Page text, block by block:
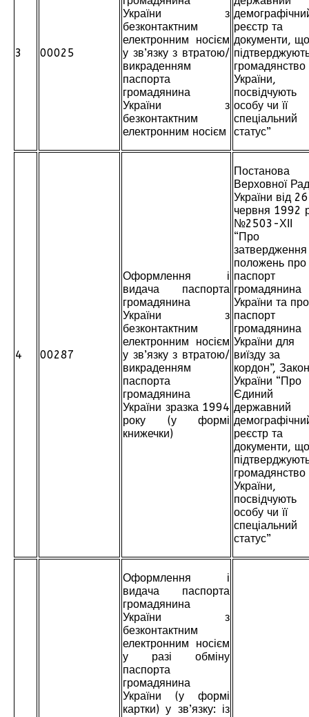
3 00025
України з
безконтактним
електронним носієм
у зв’язку з втратою/
викраденням
паспорта
громадянина
України з
безконтактним
електронним носієм
реєстр та
документи, що
громадянство
України,
посвідчують
особу чи її
спеціальний
статус”
4 00287
Оформлення і
видача паспорта
громадянина
України з
безконтактним
електронним носієм
у зв’язку з втратою/
викраденням
паспорта
громадянина
України зразка 1994
року (у формі
книжечки)
Постанова
Верховної
України від 26
червня 1992
№2503-ХІІ
“Про
затвердження
положень про
паспорт
громадянина
України та про
паспорт
громадянина
України для
виїзду за
кордон”, Закон
України “Про
Єдиний
державний
реєстр та
документи, що
громадянство
України,
посвідчують
особу чи її
спеціальний
статус”
Оформлення і
видача паспорта
громадянина
України з
безконтактним
електронним носієм
у разі обміну
паспорта
громадянина
України (у формі
картки) у зв’язку: із